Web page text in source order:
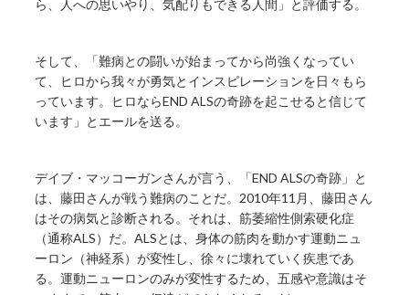
ら、人への思いやり、気配りもできる人間」と評価する。
そして、「難病との闘いが始まってから尚強くなってい
て、ヒロから我々が勇気とインスピレーションを日々もら
っています。ヒロならEND ALSの奇跡を起こせると信じて
います」とエールを送る。
デイブ・マッコーガンさんが言う、「END ALSの奇跡」と
は、藤田さんが戦う難病のことだ。2010年11月、藤田さん
はその病気と診断される。それは、筋萎縮性側索硬化症
（通称ALS）だ。ALSとは、身体の筋肉を動かす運動ニュ
ーロン（神経系）が変性し、徐々に壊れていく疾患であ
る。運動ニューロンのみが変性するため、五感や意識はそ